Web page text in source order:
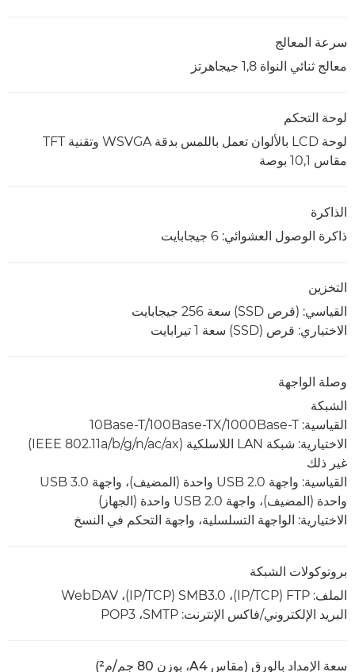
سرعة المعالج
معالج ثنائي النواة 1,8 جيجاهرتز
لوحة التحكم
لوحة LCD بالألوان تعمل باللمس بدقة WSVGA وتقنية TFT
مقاس 10,1 بوصة
الذاكرة
ذاكرة الوصول العشوائي: 6 جيجابايت
التخزين
القياسي: (قرص SSD) سعة 256 جيجابايت
الاختياري: قرص (SSD‏) سعة 1 تيرابايت
وصلة الواجهة
الشبكة
القياسية: 1000Base-T/‏100Base-TX/‏10Base-T
الاختيارية: شبكة LAN اللاسلكية (IEEE 802.11a/b/g/n/ac/ax)
غير ذلك
القياسية: واجهة USB 2.0 واحدة (المضيف)، واجهة USB 3.0
واحدة (المضيف)، واجهة USB 2.0 واحدة (الجهاز)
الاختيارية: الواجهة التسلسلية، واجهة التحكم في النسخ
بروتوكولات الشبكة
الملف: FTP‏ (TCP‏/IP)‏، SMB3.0‏ (TCP‏/IP)‏، WebDAV
البريد الإلكتروني/فاكس الإنترنت: SMTP‏، POP3
سعة الإمداد بالورق (مقاس A4، بوزن 80 جم/م²)